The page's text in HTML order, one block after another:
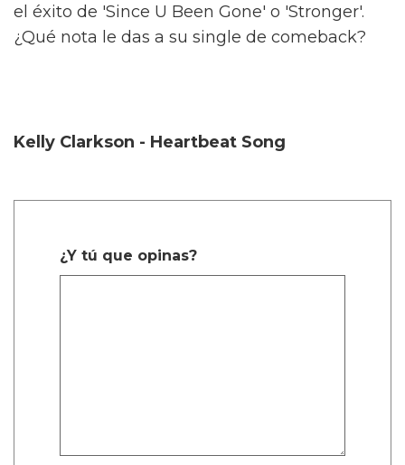
el éxito de 'Since U Been Gone' o 'Stronger'.
¿Qué nota le das a su single de comeback?
Kelly Clarkson - Heartbeat Song
¿Y tú que opinas?